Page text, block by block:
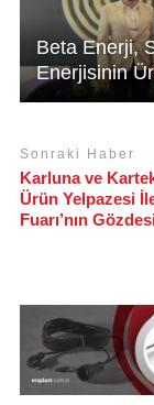
Beta Enerji,
Enerjisinin
Sonraki Haber
Karluna ve
Ürün Yelpazesi
Fuarı’nın